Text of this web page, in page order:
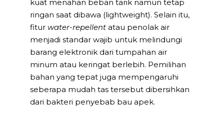
kuat menahan beban tarik namun tetap
ringan saat dibawa (lightweight). Selain itu,
fitur water-repellent atau penolak air
menjadi standar wajib untuk melindungi
barang elektronik dari tumpahan air
minum atau keringat berlebih. Pemilihan
bahan yang tepat juga mempengaruhi
seberapa mudah tas tersebut dibersihkan
dari bakteri penyebab bau apek.